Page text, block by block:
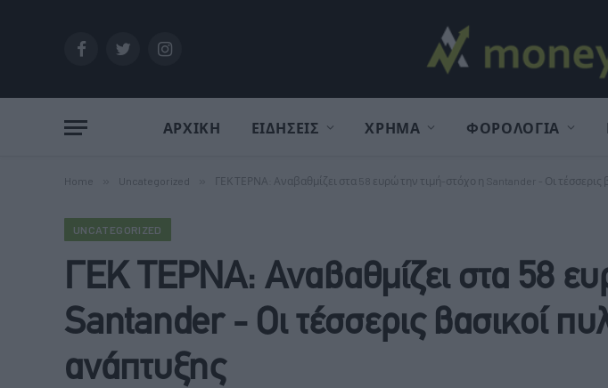
FacebookTwitterInstagram
ΑΡΧΙΚΗ ΕΙΔΗΣΕΙΣ ΧΡΗΜΑ ΦΟΡΟΛΟΓΙΑ
Home Uncategorized ΓΕΚ ΤΕΡΝΑ: Αναβαθμίζει στα 58 ευρώ την τιμή-στόχο η Santander - Οι τέσσερις
UNCATEGORIZED
ΓΕΚ ΤΕΡΝΑ: Αναβαθμίζει στα 58
Santander - Οι τέσσερις βασικοί
ανάπτυξης